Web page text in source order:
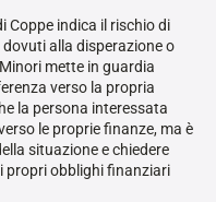
Coppe indica il rischio di
dovuti alla disperazione o
mette in guardia
verso la propria
la persona interessata
le proprie finanze, ma è
situazione e chiedere
propri obblighi finanziari